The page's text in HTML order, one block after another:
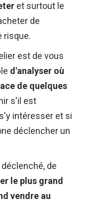
et surtout le
de
risque.
est de vous
d'analyser où
de quelques
s'il est
intéresser et si
déclencher un
de
le plus grand
vendre au